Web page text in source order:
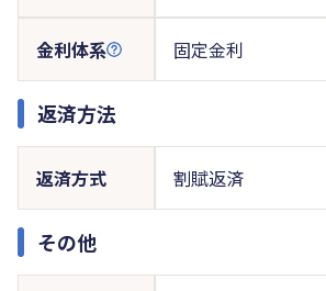
金利体系 固定金利
返済方法
返済方式 割賦返済
その他